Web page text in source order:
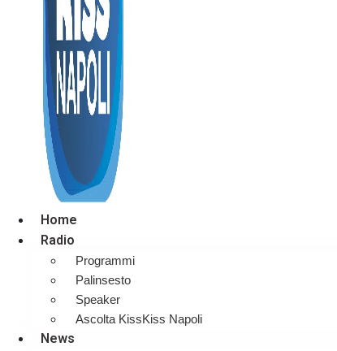
Home
Radio
Programmi
Palinsesto
Speaker
Ascolta KissKiss Napoli
News